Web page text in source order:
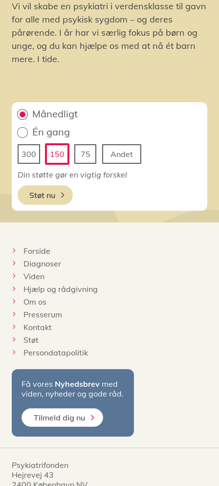
Vi vil skabe en psykiatri i verdensklasse til gavn
for alle med psykisk sygdom – og deres
pårørende. I år har vi særlig fokus på børn og
unge, og du kan hjælpe os med at nå ét barn
mere. I tide.
Månedligt
Én gang
300 150 75 Andet
Din støtte gør en vigtig forskel
Støt nu
Forside
Diagnoser
Viden
Hjælp og rådgivning
Om os
Presserum
Kontakt
Støt
Persondatapolitik
Få vores Nyhedsbrev med
viden, nyheder og gode råd.
Tilmeld dig nu
Psykiatrifonden
Hejrevej 43